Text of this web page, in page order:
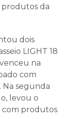
produtos da
dois
LIGHT 18
na
com
Na segunda
levou o
com produtos